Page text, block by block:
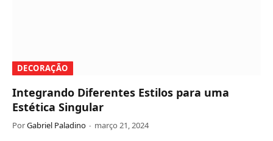
DECORAÇÃO
Integrando Diferentes Estilos para uma
Estética Singular
PorGabriel Paladino março 21, 2024